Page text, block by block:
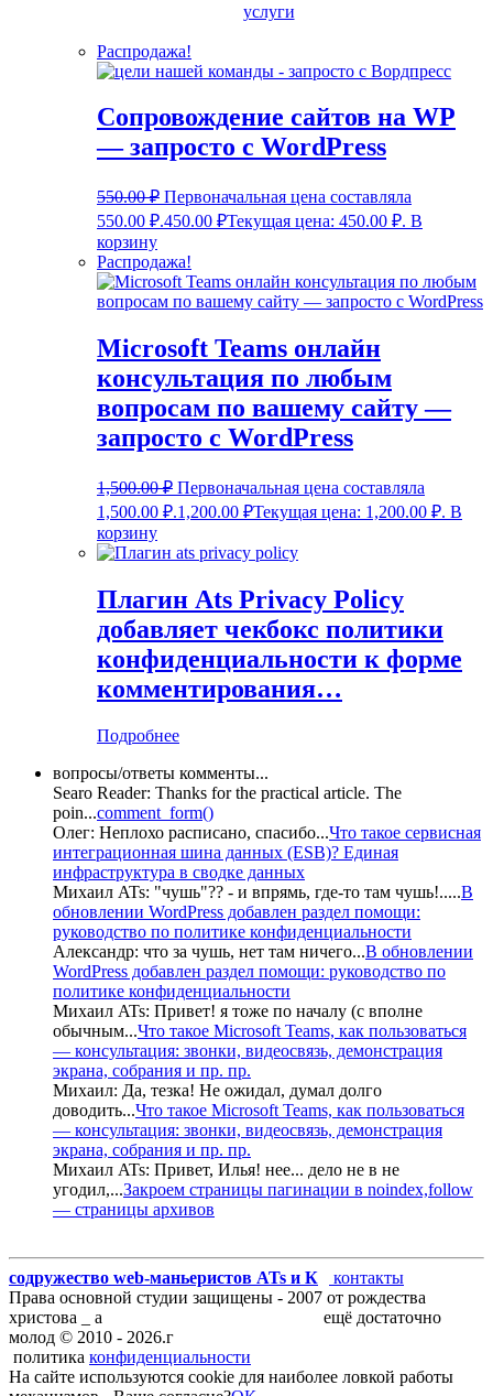
услуги
Распродажа!
Сопровождение сайтов на WP
— запросто с WordPress
550.00₽ Первоначальная цена составляла
550.00 ₽.450.00 ₽Текущая цена: 450.00 ₽. В
корзину
Распродажа!
Microsoft Teams онлайн
консультация по любым
вопросам по вашему сайту —
запросто с WordPress
1,500.00₽ Первоначальная цена составляла
1,500.00 ₽.1,200.00 ₽Текущая цена: 1,200.00 ₽. В
корзину
Плагин Ats Privacy Policy
добавляет чекбокс политики
конфиденциальности к форме
комментирования…
Подробнее
вопросы/ответы комменты...
Searo Reader: Thanks for the practical article. The
poin...comment_form()
Олег: Неплохо расписано, спасибо...Что такое сервисная
интеграционная шина данных (ESB)? Единая
инфраструктура в сводке данных
Михаил ATs: "чушь"?? - и впрямь, где-то там чушь!.....В
обновлении WordPress добавлен раздел помощи:
руководство по политике конфиденциальности
Александр: что за чушь, нет там ничего...В обновлении
WordPress добавлен раздел помощи: руководство по
политике конфиденциальности
Михаил ATs: Привет! я тоже по началу (с вполне
обычным...Что такое Microsoft Teams, как пользоваться
— консультация: звонки, видеосвязь, демонстрация
экрана, собрания и пр. пр.
Михаил: Да, тезка! Не ожидал, думал долго
доводить...Что такое Microsoft Teams, как пользоваться
— консультация: звонки, видеосвязь, демонстрация
экрана, собрания и пр. пр.
Михаил ATs: Привет, Илья! нее... дело не в не
угодил,...Закроем страницы пагинации в noindex,follow
— страницы архивов
содружество web-маньеристов ATs и К
контакты
Права основной студии защищены - 2007 от рождества
христова _ а
ещё достаточно
молод © 2010 - 2026.г
политика конфиденциальности
На сайте используются cookie для наиболее ловкой работы